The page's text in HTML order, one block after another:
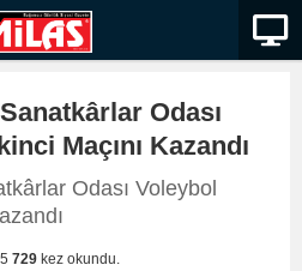
Odası
Maçını Kazandı
Odası Voleybol
729 kez okundu.